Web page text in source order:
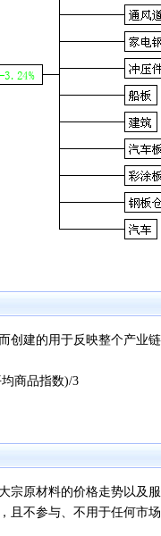
建的用于反映整个产业链
商品指数)/3
原材料的价格走势以及服
且不参与、不用于任何市场